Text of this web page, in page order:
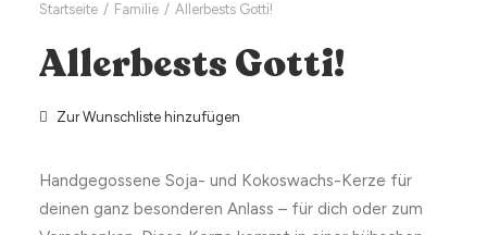
Thema
Nachfüllset
Kontakt
Startseite Familie Allerbests Gotti!
Allerbests Gotti!
Zur Wunschliste hinzufügen
Handgegossene Soja- und Kokoswachs-Kerze für
deinen ganz besonderen Anlass – für dich oder zum